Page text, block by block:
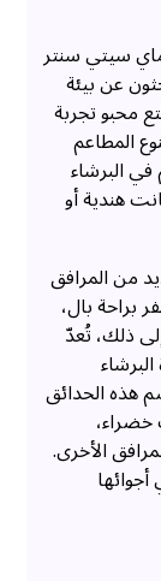
سيتي سنتر
عن بيئة
محبو تجربة
المطاعم
البرشاء
هندية أو
من المرافق
براحة بال،
ذلك، تُعدّ
هذه الحدائق
الأخرى.